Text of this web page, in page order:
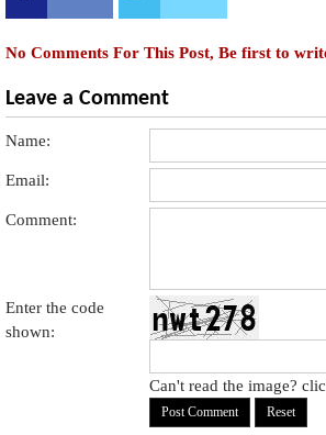
No Comments For This Post, Be first to
Leave a Comment
Name:
Email:
Comment:
Enter the code
shown:
Can't read the image?